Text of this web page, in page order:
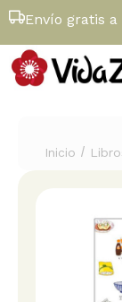
Envío gratis
Inicio /